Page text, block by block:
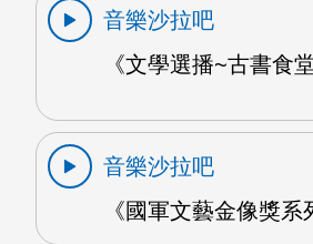
音樂沙拉吧
《文學選播~古書食
音樂沙拉吧
《國軍文藝金像獎